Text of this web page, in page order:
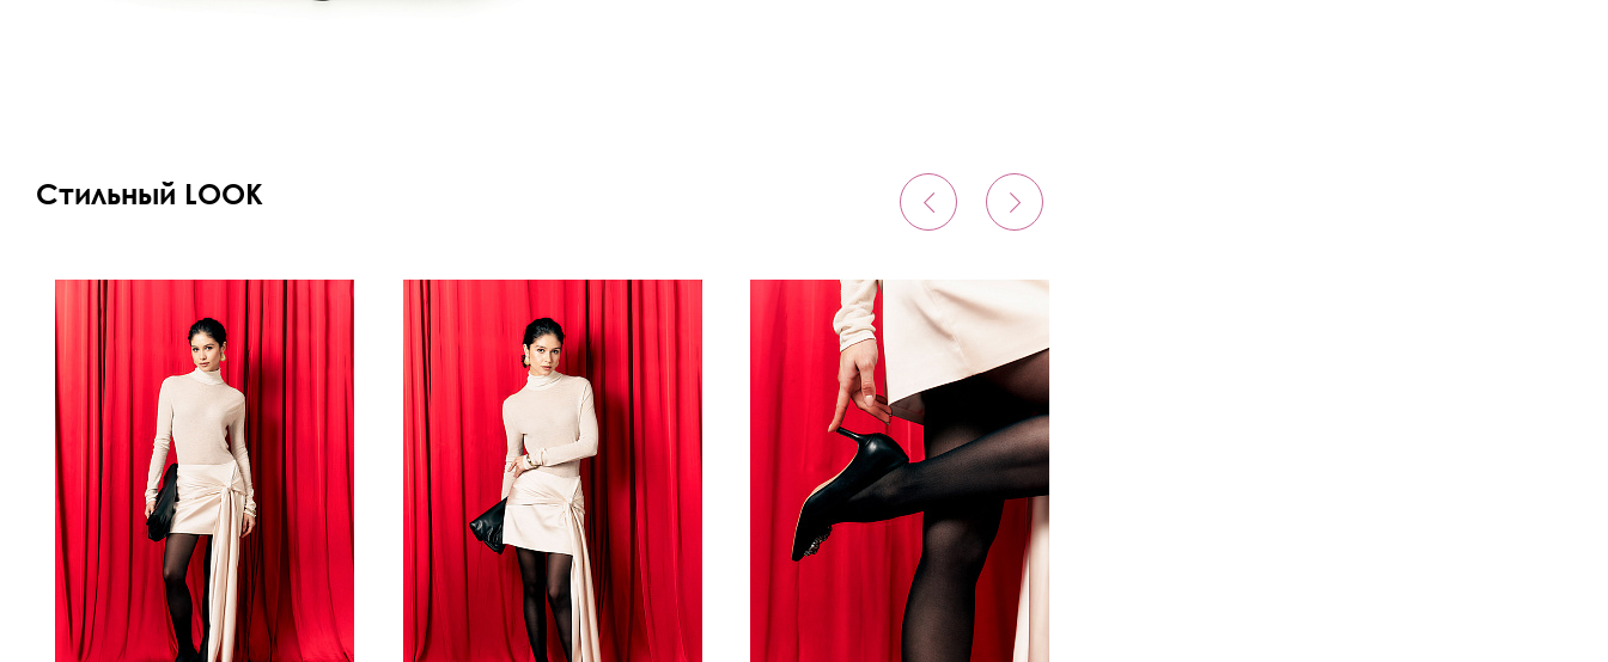
Стильный LOOK